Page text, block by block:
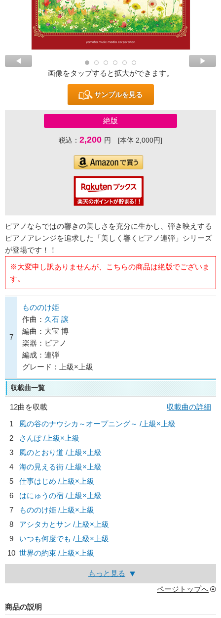
画像をタップすると拡大ができます。
サンプルを見る
絶版
税込： 2,200 円 [本体 2,000円]
ピアノならではの響きの美しさを充分に生かし、弾き映えする
ピアノアレンジを追求した「美しく響くピアノ連弾」シリーズ
が登場です！！
※大変申し訳ありませんが、こちらの商品は絶版でございま
す。
7
もののけ姫
作曲： 久石 譲
編曲：大宝 博
楽器：ピアノ
編成：連弾
グレード：上級×上級
収載曲一覧
12曲を収載
収載曲の詳細
1
風の谷のナウシカ～オープニング～ /上級×上級
2
さんぽ /上級×上級
3
風のとおり道 /上級×上級
4
海の見える街 /上級×上級
5
仕事はじめ /上級×上級
6
はにゅうの宿 /上級×上級
7
もののけ姫 /上級×上級
8
アシタカとサン /上級×上級
9
いつも何度でも /上級×上級
10 世界の約束 /上級×上級
もっと見る
ページトップへ
商品の説明